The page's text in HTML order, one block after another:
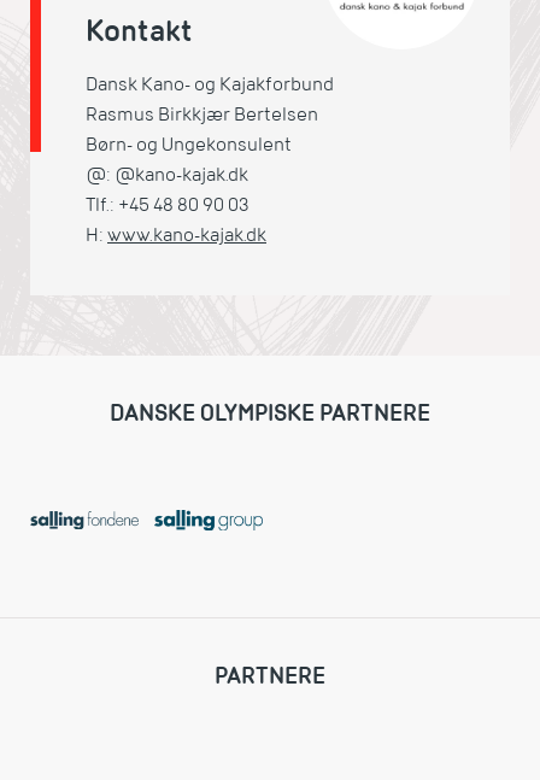
Kontakt
Dansk Kano- og Kajakforbund
Rasmus Birkkjær Bertelsen
Børn- og Ungekonsulent
@: @kano-kajak.dk
Tlf.: +45 48 80 90 03
H:www.kano-kajak.dk
DANSKE OLYMPISKE PARTNERE
PARTNERE